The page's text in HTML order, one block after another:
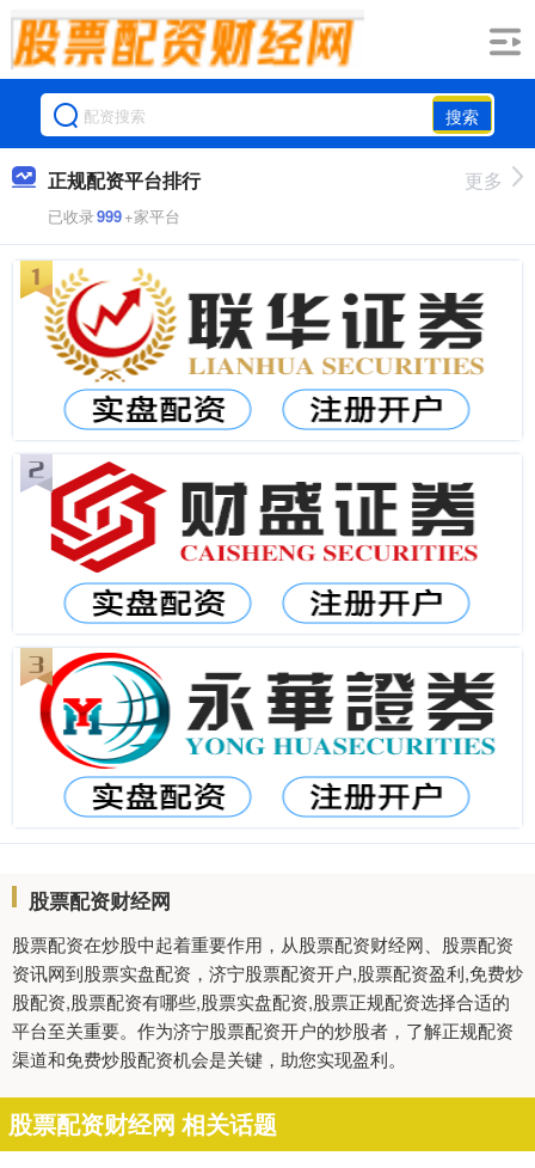
搜索
正规配资平台排行
已收录999+家平台
更多
股票配资财经网
股票配资在炒股中起着重要作用，从股票配资财经网、股票配资
资讯网到股票实盘配资，济宁股票配资开户,股票配资盈利,免费炒
股配资,股票配资有哪些,股票实盘配资,股票正规配资选择合适的
平台至关重要。作为济宁股票配资开户的炒股者，了解正规配资
渠道和免费炒股配资机会是关键，助您实现盈利。
股票配资财经网 相关话题